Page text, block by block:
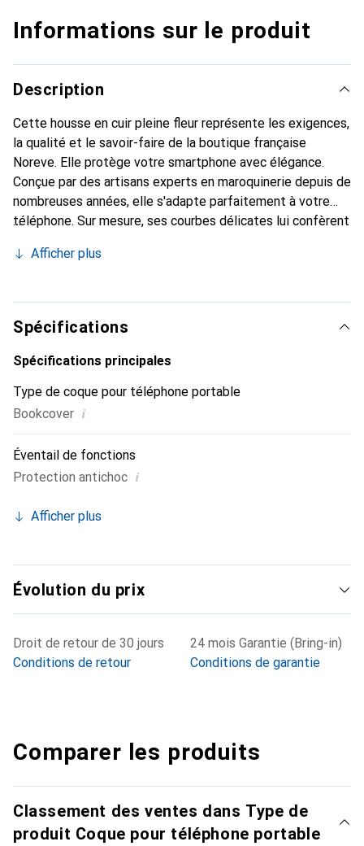
Informations sur le produit
Description
Cette housse en cuir pleine fleur représente les exigences,
la qualité et le savoir-faire de la boutique française
Noreve. Elle protège votre smartphone avec élégance.
Conçue par des artisans experts en maroquinerie depuis de
nombreuses années, elle s'adapte parfaitement à votre
téléphone. Sur mesure, ses courbes délicates lui confèrent
et indispensable de votre smartphone. Reconnaître
marque Noreve est un choix sûr pour une clientèle
exigeante.
Afficher plus
Spécifications
Spécifications principales
Type de coque pour téléphone portable
Bookcover i
Éventail de fonctions
Protection antichoc i
Afficher plus
Évolution du prix
Droit de retour de 30 jours
Conditions de retour
24 mois Garantie (Bring-in)
Conditions de garantie
Comparer les produits
Classement des ventes dans Type de
produit Coque pour téléphone portable